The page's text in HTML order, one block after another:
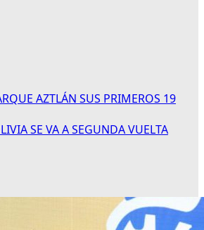
AZTLÁN SUS PRIMEROS 19
SE VA A SEGUNDA VUELTA